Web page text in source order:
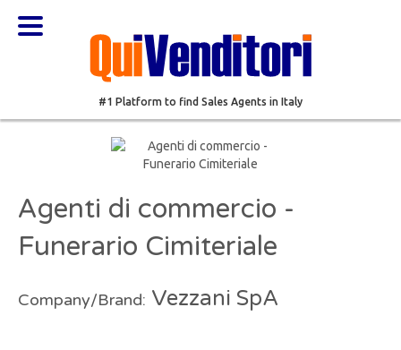
#1 Platform to find Sales Agents in Italy
Agenti di commercio -
Funerario Cimiteriale
Company/Brand: Vezzani SpA